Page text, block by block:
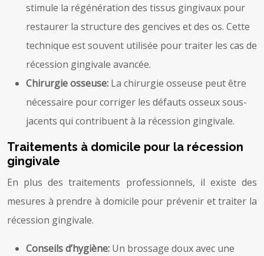
stimule la régénération des tissus gingivaux pour
restaurer la structure des gencives et des os. Cette
technique est souvent utilisée pour traiter les cas de
récession gingivale avancée.
Chirurgie osseuse: La chirurgie osseuse peut être
nécessaire pour corriger les défauts osseux sous-
jacents qui contribuent à la récession gingivale.
Traitements à domicile pour la récession
gingivale
En plus des traitements professionnels, il existe des
mesures à prendre à domicile pour prévenir et traiter la
récession gingivale.
Conseils d’hygiène: Un brossage doux avec une